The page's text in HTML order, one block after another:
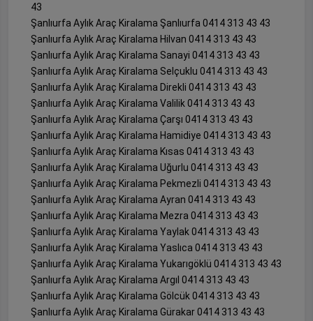
43
Şanlıurfa Aylık Araç Kiralama Şanlıurfa 0414 313 43 43
Şanlıurfa Aylık Araç Kiralama Hilvan 0414 313 43 43
Şanlıurfa Aylık Araç Kiralama Sanayi 0414 313 43 43
Şanlıurfa Aylık Araç Kiralama Selçuklu 0414 313 43 43
Şanlıurfa Aylık Araç Kiralama Direkli 0414 313 43 43
Şanlıurfa Aylık Araç Kiralama Valilik 0414 313 43 43
Şanlıurfa Aylık Araç Kiralama Çarşı 0414 313 43 43
Şanlıurfa Aylık Araç Kiralama Hamidiye 0414 313 43 43
Şanlıurfa Aylık Araç Kiralama Kısas 0414 313 43 43
Şanlıurfa Aylık Araç Kiralama Uğurlu 0414 313 43 43
Şanlıurfa Aylık Araç Kiralama Pekmezli 0414 313 43 43
Şanlıurfa Aylık Araç Kiralama Ayran 0414 313 43 43
Şanlıurfa Aylık Araç Kiralama Mezra 0414 313 43 43
Şanlıurfa Aylık Araç Kiralama Yaylak 0414 313 43 43
Şanlıurfa Aylık Araç Kiralama Yaslıca 0414 313 43 43
Şanlıurfa Aylık Araç Kiralama Yukarıgöklü 0414 313 43 43
Şanlıurfa Aylık Araç Kiralama Argıl 0414 313 43 43
Şanlıurfa Aylık Araç Kiralama Gölcük 0414 313 43 43
Şanlıurfa Aylık Araç Kiralama Gürakar 0414 313 43 43